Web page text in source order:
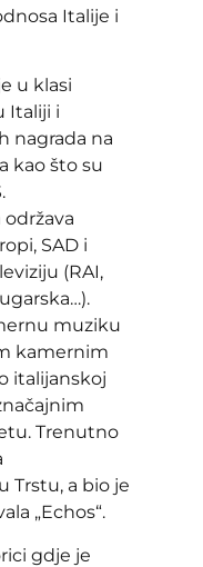
Italije i
u klasi
Italiji i
nagrada na
kao što su
SAD i
(RAI,
muziku
kamernim
italijanskoj
Trenutno
Trstu, a bio je
„Echos“.
gdje je